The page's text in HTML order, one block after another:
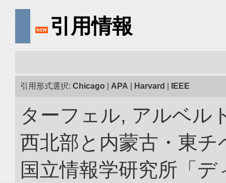
引用情報
引用形式選択: Chicago APA Harvard IEEE
ターフェル, アルベル
西北部と内蒙古・東チ
国立情報学研究所「